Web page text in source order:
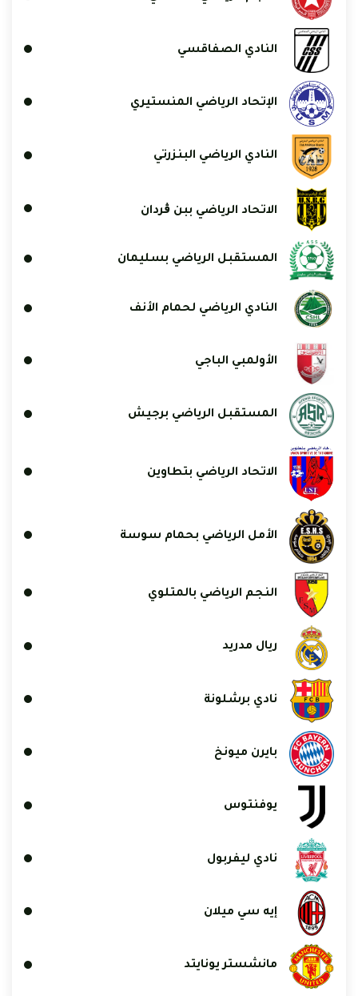
النادي الصفاقسي
الإتحاد الرياضي المنستيري
النادي الرياضي البنزرتي
الاتحاد الرياضي ببن ڨردان
المستقبل الرياضي بسليمان
النادي الرياضي لحمام الأنف
الأولمبي الباجي
المستقبل الرياضي برجيش
الاتحاد الرياضي بتطاوين
الأمل الرياضي بحمام سوسة
النجم الرياضي بالمتلوي
ريال مدريد
نادي برشلونة
بايرن ميونخ
يوفنتوس
نادي ليفربول
إيه سي ميلان
مانشستر يونايتد